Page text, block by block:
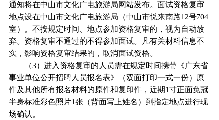
通知将在中山市文化广电旅游局网站发布。面试资格复审
地点设在中山市文化广电旅游局（中山市悦来南路12号704
室）。不按规定时间、地点参加资格复审的，视为自动放
弃。资格复审不通过的不得参加面试。凡有关材料信息不
实，影响资格复审结果的，取消面试资格。
（3）进入资格复审的人员需在规定时间携带《广东省
事业单位公开招聘人员报名表》（双面打印一式一份）原
件及其他所有报名材料的原件和复印件，近期1寸正面免冠
半身标准彩色照片1张（背面写上姓名）到指定地点进行现
场确认。